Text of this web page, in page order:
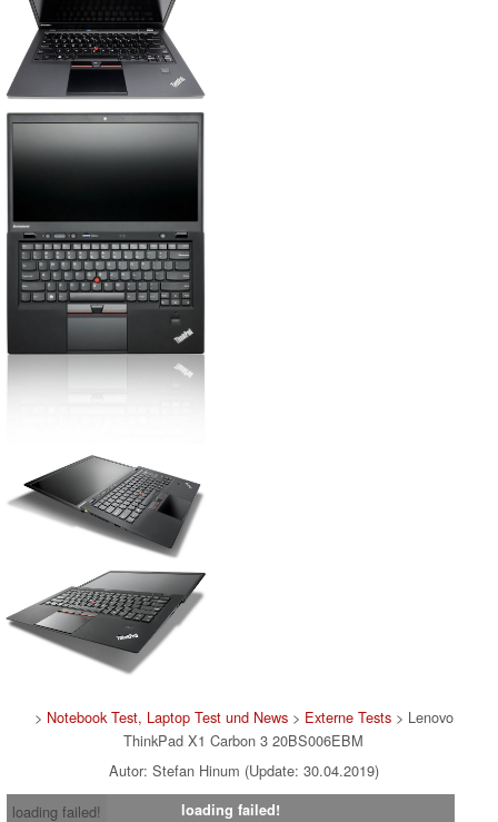
> Notebook Test, Laptop Test und News> Externe Tests> Lenovo
ThinkPad X1 Carbon 3 20BS006EBM
Autor: Stefan Hinum (Update: 30.04.2019)
loading failed!
loading failed!